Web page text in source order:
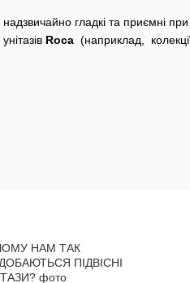
гладкі та приємні
Roca (наприклад,